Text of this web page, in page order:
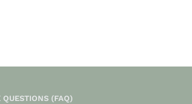
QUESTIONS (FAQ)